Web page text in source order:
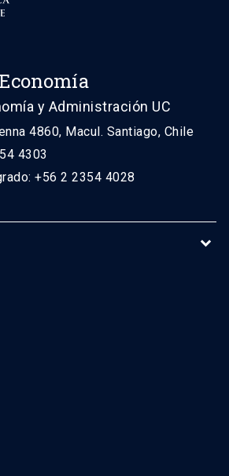
y Administración UC
4860, Macul. Santiago, Chile
4303
+56 2 2354 4028